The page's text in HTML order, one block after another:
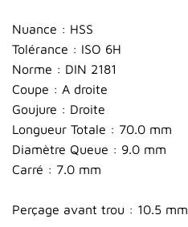
Nuance : HSS
Tolérance : ISO 6H
Norme : DIN 2181
Coupe : A droite
Goujure : Droite
Longueur Totale : 70.0 mm
Diamètre Queue : 9.0 mm
Carré : 7.0 mm
Perçage avant trou : 10.5 mm